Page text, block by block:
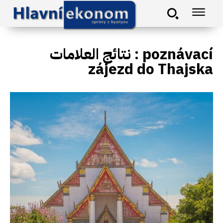
نتائج العلامات : poznávací
zájezd do Thajska